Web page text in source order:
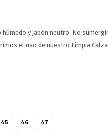
y jabón neutro. No
el uso de nuestro Limpia
45 46 47